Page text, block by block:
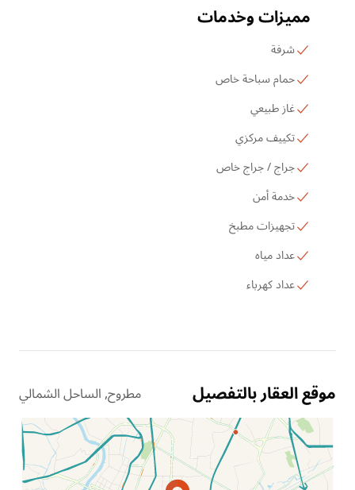
مميزات وخدمات
شرفة
حمام سباحة خاص
غاز طبيعي
تكييف مركزي
جراج / جراج خاص
خدمة أمن
تجهيزات مطبخ
عداد مياه
عداد كهرباء
موقع العقار بالتفصيل مطروح, الساحل الشمالي